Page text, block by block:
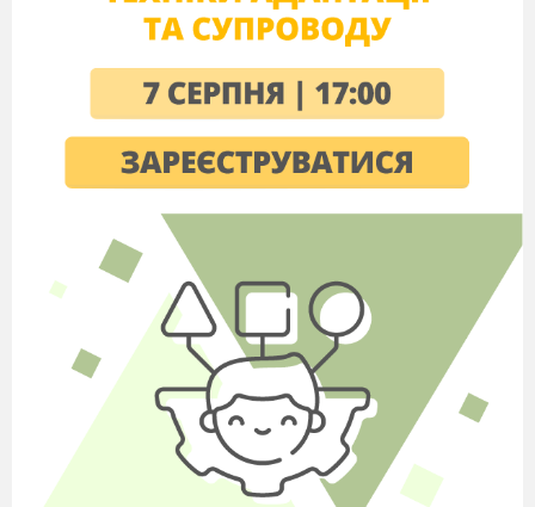
Проведення методичного рингу
Учасники методичного рингу діляться на
команди по методичним комісіям.
Склад груп та їх капітани визначені
заздалегідь. Ведучий оголошує порядок та
правила проведення гри і розпочинає перший
Відповіді команд оцінює група
експертів.
І раунд. Мозковий штурм
Кожна команда одержує великий аркуш
паперу із заданою темою: Інновація
Завдання:
Записати слова, які мають будь-яке
відношення до заданого терміну. Через 3 хв.
Лідер команди проводить звіт по „мозковому